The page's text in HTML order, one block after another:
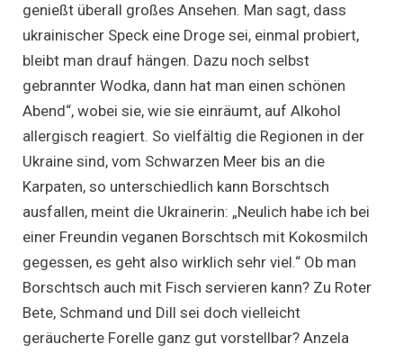
genießt überall großes Ansehen. Man sagt, dass
ukrainischer Speck eine Droge sei, einmal probiert,
bleibt man drauf hängen. Dazu noch selbst
gebrannter Wodka, dann hat man einen schönen
Abend“, wobei sie, wie sie einräumt, auf Alkohol
allergisch reagiert. So vielfältig die Regionen in der
Ukraine sind, vom Schwarzen Meer bis an die
Karpaten, so unterschiedlich kann Borschtsch
ausfallen, meint die Ukrainerin: „Neulich habe ich bei
einer Freundin veganen Borschtsch mit Kokosmilch
gegessen, es geht also wirklich sehr viel.“ Ob man
Borschtsch auch mit Fisch servieren kann? Zu Roter
Bete, Schmand und Dill sei doch vielleicht
geräucherte Forelle ganz gut vorstellbar? Anzela